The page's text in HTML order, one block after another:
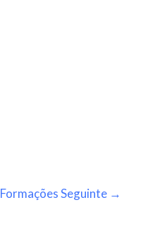
Formações Seguinte →